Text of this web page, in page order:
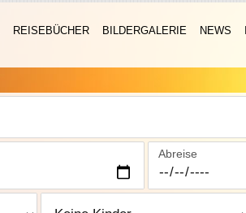
REISEBÜCHER BILDERGALERIE NEWS
Abreise